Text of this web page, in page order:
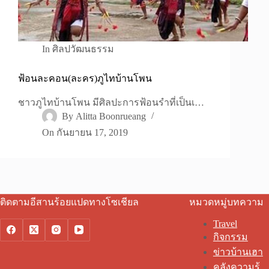
In ศิลปวัฒนธรรม
ฟ้อนละคอน(ละคร)ภูไทบ้านโพน
ชาวภูไทบ้านโพน มีศิลปะการฟ้อนรำที่เป็นเ…
By Alitta Boonrueang
On กันยายน 17, 2019
ติดตามอีสานร้อยแปดทางโซเชียล หมวดหมู่บทความ
Travel
กิจกรรม
ข่าวบ้านเฮา